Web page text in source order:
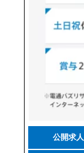
公開求